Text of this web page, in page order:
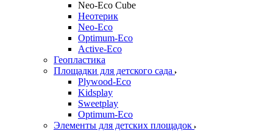
Neo-Eco Cube
Неотерик
Neo-Eco
Оptimum-Еco
Active-Eco
Геопластика
Площадки для детского сада
Plywood-Eco
Kidsplay
Sweetplay
Оptimum-Еco
Элементы для детских площадок